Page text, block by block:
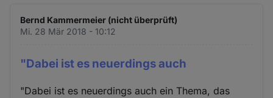
Bernd Kammermeier (nicht überprüft)
Mi. 28 Mär 2018 - 10:12
"Dabei ist es neuerdings auch
"Dabei ist es neuerdings auch ein Thema, das